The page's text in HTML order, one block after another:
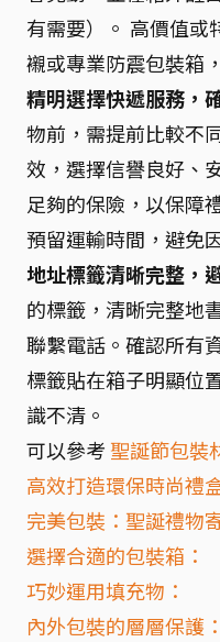
有需要）。 高價值或
襯或專業防震包裝箱
精明選擇快遞服務，
物前，需提前比較不
效，選擇信譽良好、
足夠的保險，以保障
預留運輸時間，避免
地址標籤清晰完整，
的標籤，清晰完整地
聯繫電話。確認所有
標籤貼在箱子明顯位
識不清。
可以參考 聖誕節包裝
高效打造環保時尚禮
完美包裝：聖誕禮物
選擇合適的包裝箱：
巧妙運用填充物：
內外包裝的層層保護：